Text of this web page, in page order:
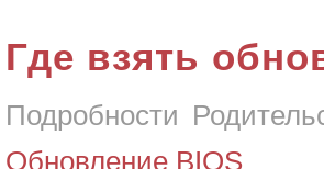
Где взять
Подробности
Обновление BIOS